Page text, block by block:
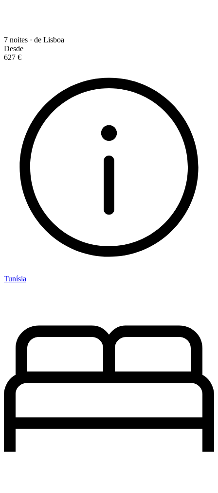
7 noites · de Lisboa
Desde
627 €
Tunísia